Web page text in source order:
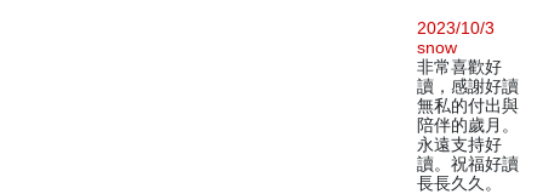
2023/10/3
snow
非常喜歡好
讀，感謝好讀
無私的付出與
陪伴的歲月。
永遠支持好
讀。祝福好讀
長長久久。